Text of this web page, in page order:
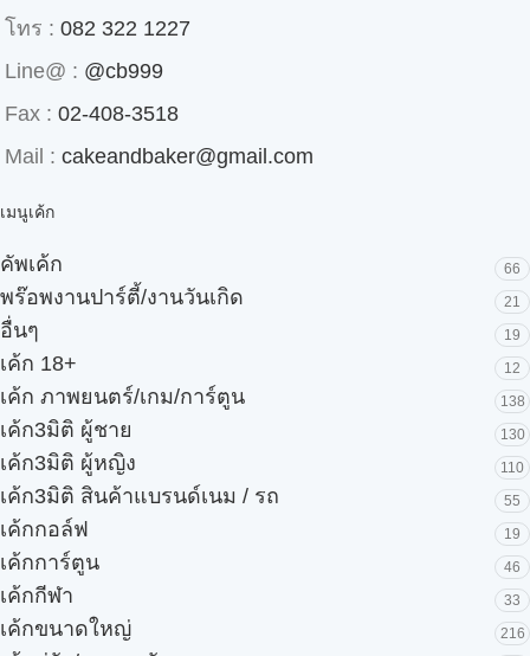
โทร : 082 322 1227
Line@ : @cb999
Fax : 02-408-3518
Mail : cakeandbaker@gmail.com
เมนูเค้ก
คัพเค้ก 66
พร๊อพงานปาร์ตี้/งานวันเกิด 21
อื่นๆ 19
เค้ก 18+ 12
เค้ก ภาพยนตร์/เกม/การ์ตูน 138
เค้ก3มิติ ผู้ชาย 130
เค้ก3มิติ ผู้หญิง 110
เค้ก3มิติ สินค้าแบรนด์เนม / รถ 55
เค้กกอล์ฟ 19
เค้กการ์ตูน 46
เค้กกีฬา 33
เค้กขนาดใหญ่ 216